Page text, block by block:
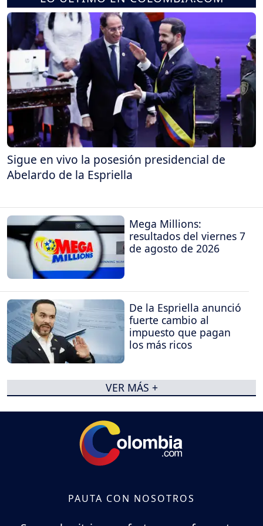
Sigue en vivo la posesión presidencial de
Abelardo de la Espriella
Mega Millions:
resultados del viernes 7
de agosto de 2026
De la Espriella anunció
fuerte cambio al
impuesto que pagan
los más ricos
VER MÁS +
PAUTA CON NOSOTROS